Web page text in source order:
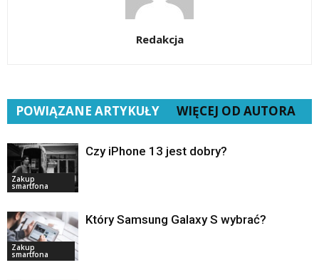
Redakcja
POWIĄZANE ARTYKUŁY WIĘCEJ OD AUTORA
Zakup
smartfona
Czy iPhone 13 jest dobry?
Zakup
smartfona
Który Samsung Galaxy S wybrać?